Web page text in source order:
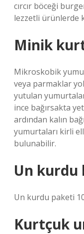
cırcır böceği
lezzetli ürünlerde
Minik
Mikroskobik
veya parmaklar
yutulan
ince bağırsakta
ardından kalın
yumurtaları kirli
bulunabilir.
Un kurdu
Un kurdu paketi
Kurtçuk